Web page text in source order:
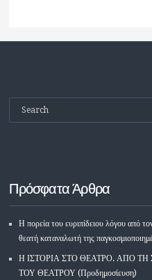
Πρόσφατα Άρθρα
Η πορεία του ευριπίδειου λόγου από
θεατή καταναλωτή της
Η ΙΣΤΟΡΙΑ ΣΤΟ ΘΕΑΤΡΟ. ΑΠΟ
ΤΟΥ ΘΕΑΤΡΟΥ (Προδημοσίευση)